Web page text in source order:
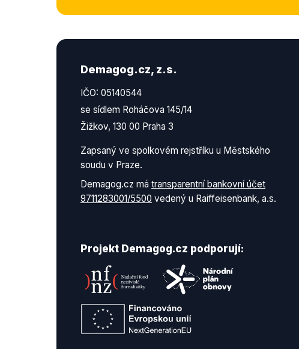
Demagog.cz, z.s.
IČO: 05140544
se sídlem Roháčova 145/14
Žižkov, 130 00 Praha 3
Zapsaný ve spolkovém rejstříku u Městského
soudu v Praze.
Demagog.cz má transparentní bankovní účet
9711283001/5500 vedený u Raiffeisenbank, a.s.
Projekt Demagog.cz podporují: